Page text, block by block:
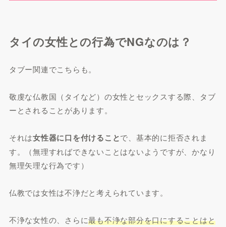
タイの女性との行為でNGなのは？
タブー関連でこちらも。
敬虔な仏教国（タイなど）の女性とセックスする際、タブ
ーとされることがあります。
それは女性器に口を付けることで、基本的に拒否されま
す。（無理すればできないことはないようですが、かなり
無理矢理な行為です）
仏教では女性は不浄だと考えられています。
不浄な女性の、さらに最も不浄な部分を口にすることはと